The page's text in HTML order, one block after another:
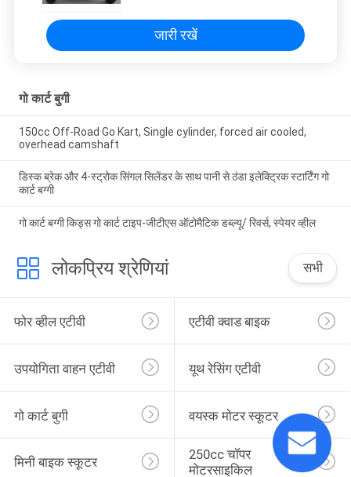
जारी रखें
गो कार्ट बुगी
150cc Off-Road Go Kart, Single cylinder, forced air cooled,
overhead camshaft
डिस्क ब्रेक और 4-स्ट्रोक सिंगल सिलेंडर के साथ पानी से ठंडा इलेक्ट्रिक स्टार्टिंग गो
कार्ट बग्गी
गो कार्ट बग्गी किड्स गो कार्ट टाइप-जीटीएस ऑटोमैटिक डब्ल्यू/ रिवर्स, स्पेयर व्हील
लोकप्रिय श्रेणियां सभी
फोर व्हील एटीवी एटीवी क्वाड बाइक
उपयोगिता वाहन एटीवी यूथ रेसिंग एटीवी
गो कार्ट बुगी वयस्क मोटर स्कूटर
मिनी बाइक स्कूटर
250cc चॉपर
मोटरसाइकिल